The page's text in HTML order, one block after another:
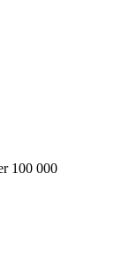
100 000